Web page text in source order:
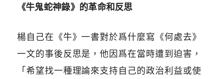
《牛鬼蛇神錄》的革命和反思
楊自己在《牛》一書對於爲什麼寫《何處去》
一文的事後反思是，他因爲在當時遭到迫害，
「希望找一種理論來支持自己的政治利益或使